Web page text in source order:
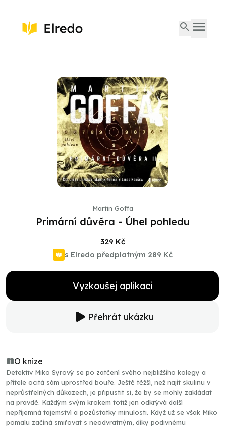
Martin Goffa
Primární důvěra - Úhel pohledu
329 Kč
s Elredo předplatným 289 Kč
Vyzkoušej aplikaci
Přehrát ukázku
O knize
Detektiv Miko Syrový se po zatčení svého nejbližšího kolegy a
přítele ocitá sám uprostřed bouře. Ještě těžší, než najít skulinu v
neprůstřelných důkazech, je připustit si, že by se mohly zakládat
na pravdě. Každým svým krokem totiž jen odkrývá další
nepříjemná tajemství a pozůstatky minulosti. Když už se však Miko
pomalu začíná smiřovat s neodvratným, díky podivnému